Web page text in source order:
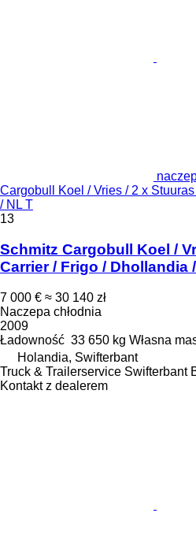
Cargobull Koel / Vries / 2 x
/ NL T
13
Schmitz Cargobull Koel /
Carrier / Frigo / Dhollandia
7 000 € ≈ 30 140 zł
Naczepa chłodnia
2009
Ładowność 33 650 kg Własna
Holandia, Swifterbant
Truck & Trailerservice Swifterbant
Kontakt z dealerem